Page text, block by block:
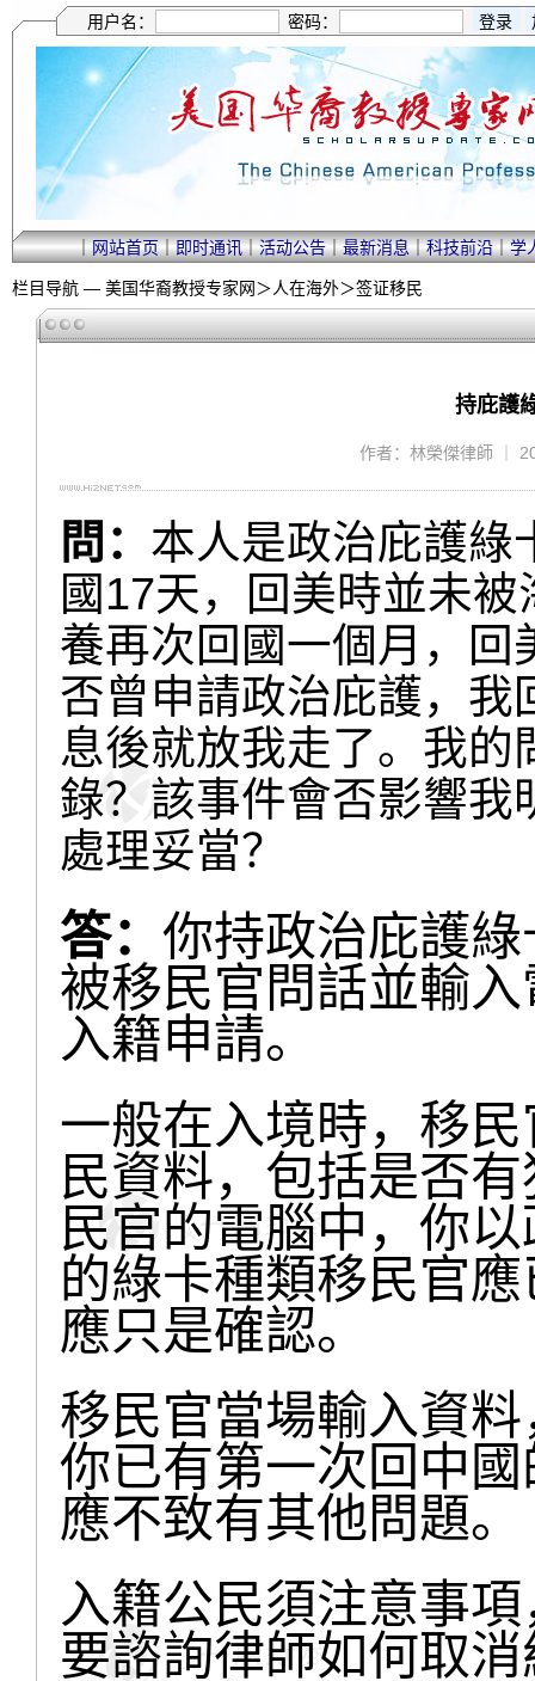
用户名： 密码：
｜网站首页｜即时通讯｜活动公告｜最新消息｜科技前沿｜学
栏目导航 — 美国华裔教授专家网＞人在海外＞签证移民
持庇護
作者：林榮傑律師 ｜
問： 本人是政治庇護綠
國17天，回美時並未
養再次回國一個月，回
否曾申請政治庇護，我
息後就放我走了。我
錄？該事件會否影響我
處理妥當？
答： 你持政治庇護
被移民官問話並輸
入籍申請。
一般在入境時，移
民資料，包括是否
民官的電腦中，你
的綠卡種類移民官
應只是確認。
移民官當場輸入資
你已有第一次回中
應不致有其他問題。
入籍公民須注意事
要諮詢律師如何取